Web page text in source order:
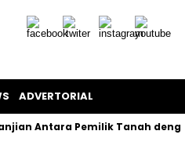
ADVERTORIAL
Antara Pemilik Tanah dengan